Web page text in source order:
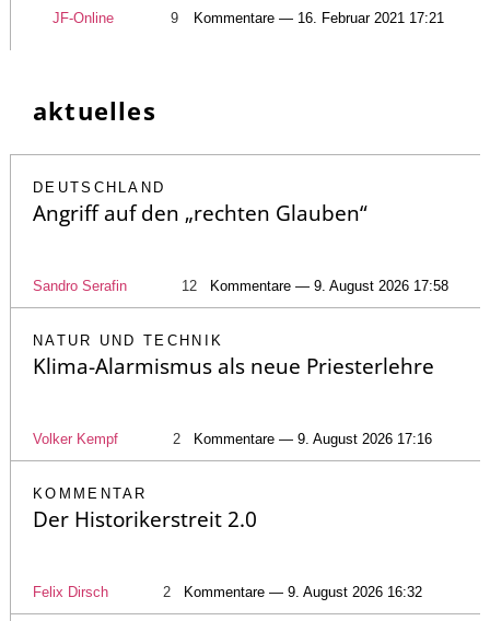
JF-Online 9 Kommentare — 16. Februar 2021 17:21
aktuelles
DEUTSCHLAND
Angriff auf den „rechten Glauben“
Sandro Serafin 12 Kommentare — 9. August 2026 17:58
NATUR UND TECHNIK
Klima-Alarmismus als neue Priesterlehre
Volker Kempf 2 Kommentare — 9. August 2026 17:16
KOMMENTAR
Der Historikerstreit 2.0
Felix Dirsch 2 Kommentare — 9. August 2026 16:32